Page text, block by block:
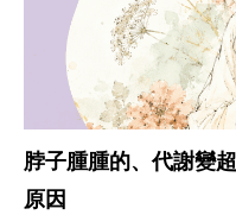
脖子腫腫的、代謝變
原因